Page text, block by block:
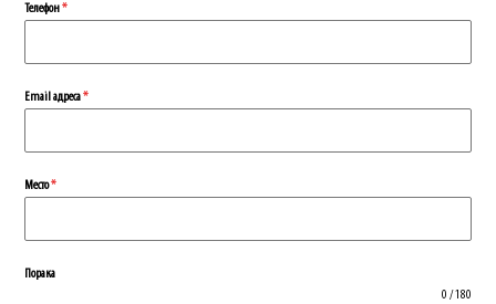
Телефон*
Еmail адреса*
Место*
Порака
0 / 180